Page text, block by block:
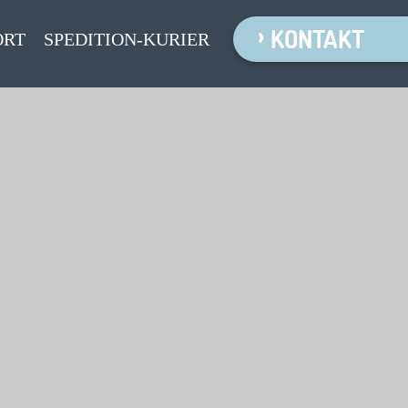
KONTAKT
SPEDITION-KURIER